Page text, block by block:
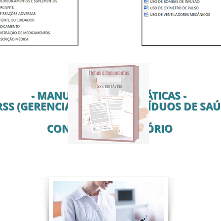
- MANUAL DE BOAS PRÁTICAS -
(GERENCIAMENTO DE RESÍDUOS DE
CONTRATO E RELATÓRIO